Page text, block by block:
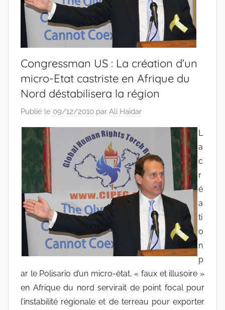
Congressman US : La création d’un
micro-Etat castriste en Afrique du
Nord déstabilisera la région
Publié le 09/12/2010 par Ali Haidar
L
a
c
r
é
a
ti
o
n
p
ar le Polisario d’un micro-état, « faux et illusoire »
en Afrique du nord servirait de point focal pour
l’instabilité régionale et de terreau pour exporter